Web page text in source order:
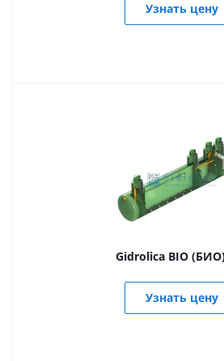
Узнать цену
Gidrolica BIO
Узнать цену